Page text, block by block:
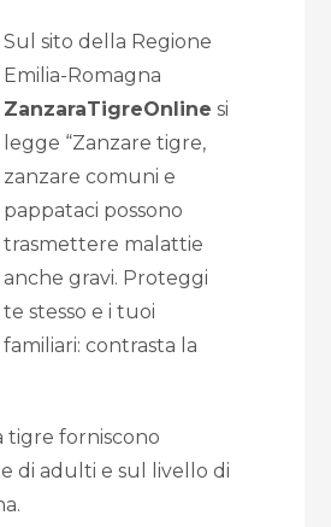
Sul sito della Regione
Emilia-Romagna
ZanzaraTigreOnline si
legge “Zanzare tigre,
zanzare comuni e
pappataci possono
trasmettere malattie
anche gravi. Proteggi
te stesso e i tuoi
familiari: contrasta la
tigre forniscono
di adulti e sul livello di